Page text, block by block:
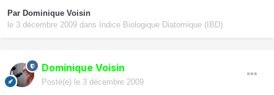
Par Dominique Voisin
le 3 décembre 2009 dans Indice Biologique Diatomique (IBD)
Dominique Voisin
Posté(e) le 3 décembre 2009